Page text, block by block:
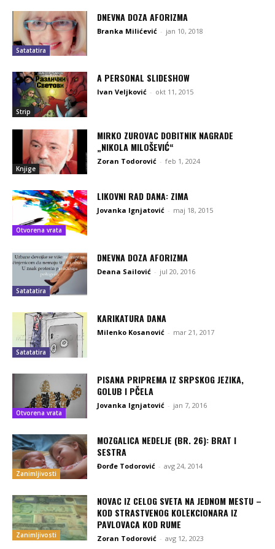
Satatatira
DNEVNA DOZA AFORIZMA
Branka Milićević - jan 10, 2018
Strip
A PERSONAL SLIDESHOW
Ivan Veljković - okt 11, 2015
Knjige
MIRKO ZUROVAC DOBITNIK NAGRADE
„NIKOLA MILOŠEVIĆ“
Zoran Todorović - feb 1, 2024
Otvorena vrata
LIKOVNI RAD DANA: ZIMA
Jovanka Ignjatović - maj 18, 2015
Satatatira
DNEVNA DOZA AFORIZMA
Deana Sailović - jul 20, 2016
Satatatira
KARIKATURA DANA
Milenko Kosanović - mar 21, 2017
Otvorena vrata
PISANA PRIPREMA IZ SRPSKOG JEZIKA,
GOLUB I PČELA
Jovanka Ignjatović - jan 7, 2016
Zanimljivosti
MOZGALICA NEDELJE (BR. 26): BRAT I
SESTRA
Đorđe Todorović - avg 24, 2014
Zanimljivosti
NOVAC IZ CELOG SVETA NA JEDNOM MESTU –
KOD STRASTVENOG KOLEKCIONARA IZ
PAVLOVACA KOD RUME
Zoran Todorović - avg 12, 2023